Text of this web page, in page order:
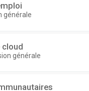
générale
cloud
générale